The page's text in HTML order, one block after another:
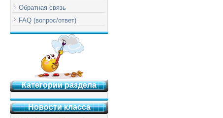
Обратная связь
FAQ (вопрос/ответ)
Категории раздела
Новости класса